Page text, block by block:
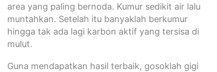
area yang paling bernoda. Kumur sedikit air lalu
muntahkan. Setelah itu banyaklah berkumur
hingga tak ada lagi karbon aktif yang tersisa di
mulut.
Guna mendapatkan hasil terbaik, gosoklah gigi